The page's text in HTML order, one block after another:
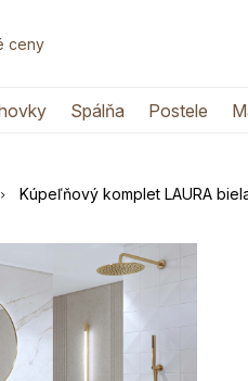
ceny
Spálňa Postele
Kúpeľňový komplet LAURA